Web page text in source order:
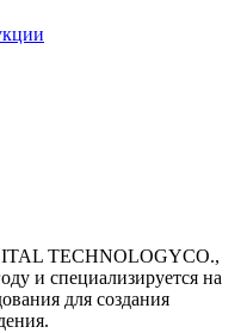
TECHNOLOGYCO.,
и специализируется на
для создания